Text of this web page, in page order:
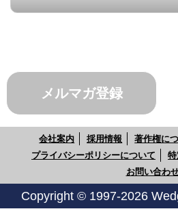
メルマガ登録
会社案内 採用情報 著作権に
プライバシーポリシーについて
お問い合わ
Copyright © 1997-2026